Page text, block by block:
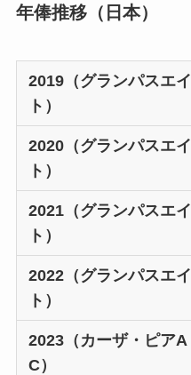
年俸推移（日本）
2019（グランパスエイ
ト）
2020（グランパスエイ
ト）
2021（グランパスエイ
ト）
2022（グランパスエイ
ト）
2023（カーザ・ピアA
C）